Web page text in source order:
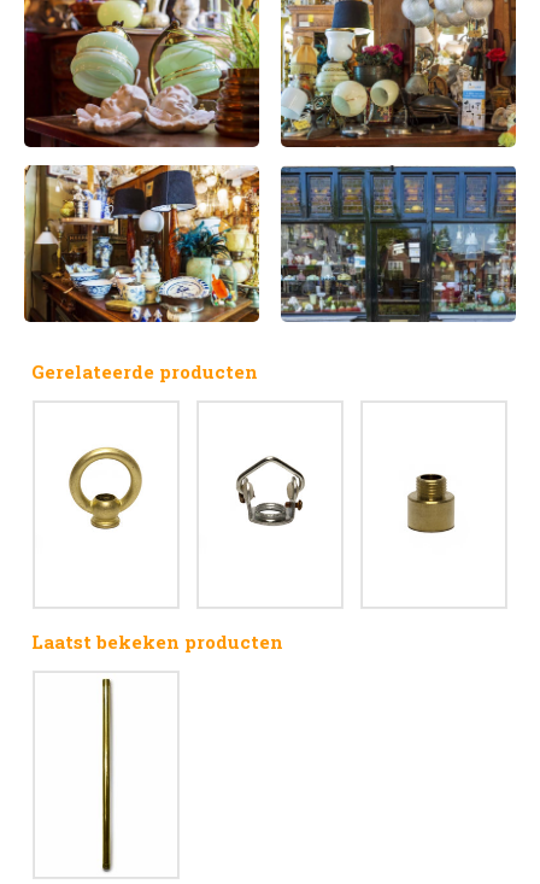
Gerelateerde producten
Laatst bekeken producten